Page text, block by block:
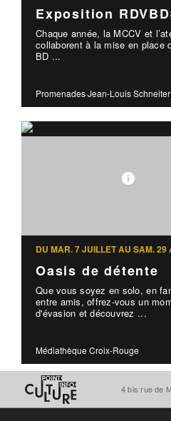
Exposition
Chaque année, la MCCV et
collaborent à la mise en place
BD ...
Promenades Jean-Louis Schneiter
DU MAR. 7 JUILLET AU SAM. 29
Oasis de détente
Que vous soyez en solo, en
entre amis, offrez-vous un
d'évasion et découvrez ...
Médiathèque Croix-Rouge
4 bis rue de